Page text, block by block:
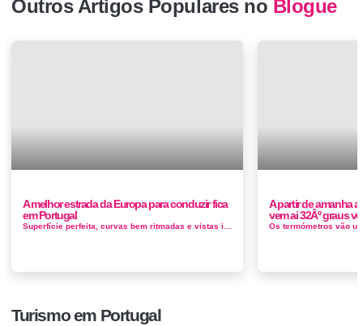
Outros Artigos Populares no Blogue
A melhor estrada da Europa para conduzir fica
em Portugal
A partir de amanha
vem ai 32Âº graus
Turismo em Portugal